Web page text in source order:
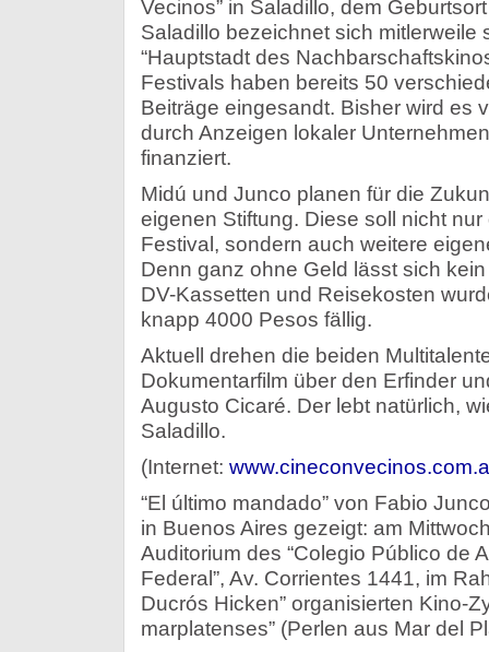
Vecinos” in Saladillo, dem
Saladillo bezeichnet sich mitlerweile
“Hauptstadt des
Festivals haben bereits 50
Beiträge eingesandt. Bisher wird es
durch Anzeigen lokaler
finanziert.
Midú und Junco planen für die
eigenen Stiftung. Diese soll nicht
Festival, sondern auch weitere
Denn ganz ohne Geld lässt sich
DV-Kassetten und Reisekosten
knapp 4000 Pesos fällig.
Aktuell drehen die beiden
Dokumentarfilm über den Erfinder
Augusto Cicaré. Der lebt natürlich,
Saladillo.
(Internet:
“El último mandado” von Fabio
in Buenos Aires gezeigt: am
Auditorium des “Colegio Público de
Federal”, Av. Corrientes 1441, im
Ducrós Hicken” organisierten Kino-
marplatenses” (Perlen aus Mar del